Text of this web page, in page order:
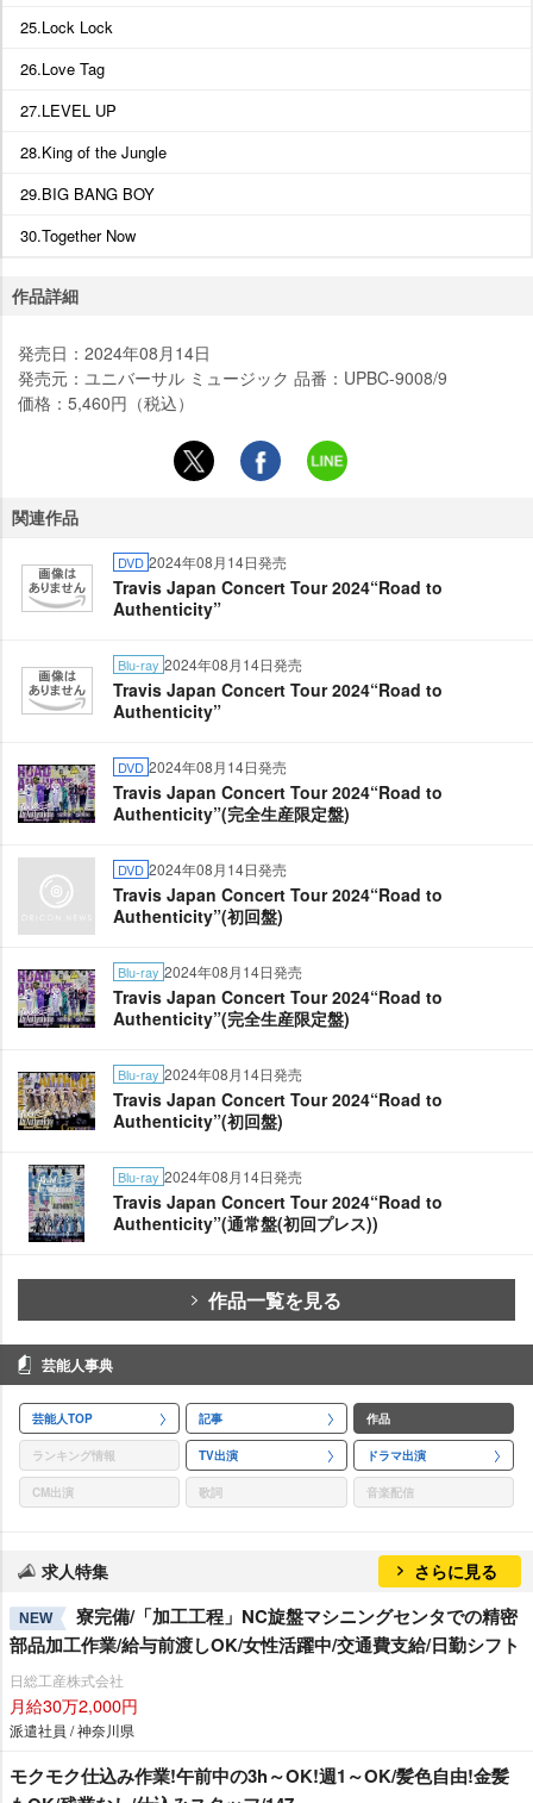
25.Lock Lock
26.Love Tag
27.LEVEL UP
28.King of the Jungle
29.BIG BANG BOY
30.Together Now
作品詳細
発売日：2024年08月14日
発売元：ユニバーサル ミュージック 品番：UPBC-9008/9
価格：5,460円（税込）
関連作品
DVD 2024年08月14日発売
Travis Japan Concert Tour 2024“Road to
Authenticity”
Blu-ray 2024年08月14日発売
Travis Japan Concert Tour 2024“Road to
Authenticity”
DVD 2024年08月14日発売
Travis Japan Concert Tour 2024“Road to
Authenticity”(完全生産限定盤)
DVD 2024年08月14日発売
Travis Japan Concert Tour 2024“Road to
Authenticity”(初回盤)
Blu-ray 2024年08月14日発売
Travis Japan Concert Tour 2024“Road to
Authenticity”(完全生産限定盤)
Blu-ray 2024年08月14日発売
Travis Japan Concert Tour 2024“Road to
Authenticity”(初回盤)
Blu-ray 2024年08月14日発売
Travis Japan Concert Tour 2024“Road to
Authenticity”(通常盤(初回プレス))
作品一覧を見る
芸能人事典
芸能人TOP 記事 作品
ランキング情報 TV出演 ドラマ出演
CM出演 歌詞 音楽配信
求人特集 さらに見る
NEW
寮完備/「加工工程」NC旋盤マシニングセンタでの精密
部品加工作業/給与前渡しOK/女性活躍中/交通費支給/日勤シフト
日総工産株式会社
月給30万2,000円
派遣社員 / 神奈川県
モクモク仕込み作業!午前中の3h～OK!週1～OK/髪色自由!金髪